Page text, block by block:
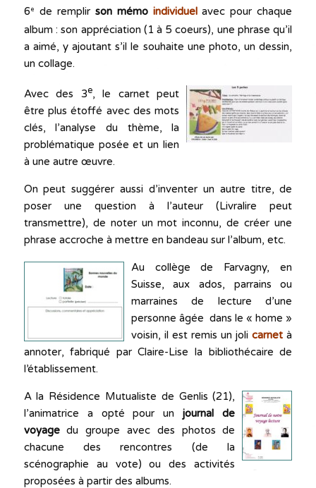
6e de remplir son mémo individuel avec pour chaque
album : son appréciation (1 à 5 coeurs), une phrase qu’il
a aimé, y ajoutant s’il le souhaite une photo, un dessin,
un collage.
Avec des 3e, le carnet peut
être plus étoffé avec des mots
clés, l’analyse du thème, la
problématique posée et un lien
à une autre œuvre.
On peut suggérer aussi d’inventer un autre titre, de
poser une question à l’auteur (Livralire peut
transmettre), de noter un mot inconnu, de créer une
phrase accroche à mettre en bandeau sur l’album, etc.
Au collège de Farvagny, en
Suisse, aux ados, parrains ou
marraines de lecture d’une
personne âgée dans le « home »
voisin, il est remis un jolicarnet à
annoter, fabriqué par Claire-Lise la bibliothécaire de
l’établissement.
A la Résidence Mutualiste de Genlis (21),
l’animatrice a opté pour unjournal de
voyagedu groupe avec des photos de
chacune des rencontres (de la
scénographie au vote) ou des activités
proposées à partir des albums.